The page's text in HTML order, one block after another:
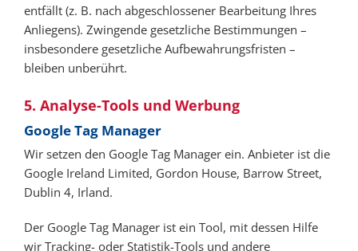
entfällt (z. B. nach abgeschlossener Bearbeitung Ihres
Anliegens). Zwingende gesetzliche Bestimmungen –
insbesondere gesetzliche Aufbewahrungsfristen –
bleiben unberührt.
5. Analyse-Tools und Werbung
Google Tag Manager
Wir setzen den Google Tag Manager ein. Anbieter ist die
Google Ireland Limited, Gordon House, Barrow Street,
Dublin 4, Irland.
Der Google Tag Manager ist ein Tool, mit dessen Hilfe
wir Tracking- oder Statistik-Tools und andere